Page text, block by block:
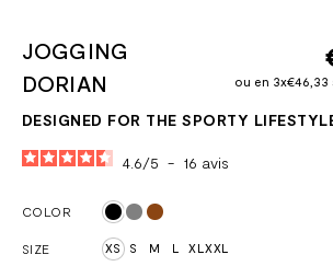
JOGGING
DORIAN
ou en
DESIGNED FOR THE SPORTY
4.6/5 - 16 avis
COLOR
SIZE XS S M L XL XXL